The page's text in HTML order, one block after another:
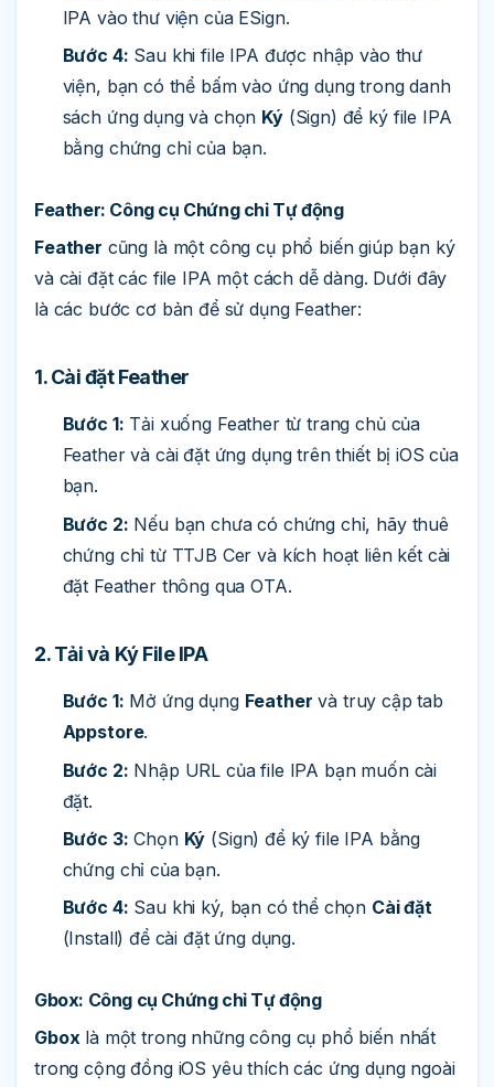
IPA vào thư viện của ESign.
Bước 4: Sau khi file IPA được nhập vào thư
viện, bạn có thể bấm vào ứng dụng trong danh
sách ứng dụng và chọn Ký(Sign) để ký file IPA
bằng chứng chỉ của bạn.
Feather: Công cụ Chứng chỉ Tự động
Feather cũng là một công cụ phổ biến giúp bạn ký
và cài đặt các file IPA một cách dễ dàng. Dưới đây
là các bước cơ bản để sử dụng Feather:
1. Cài đặt Feather
Bước 1: Tải xuống Feather từ trang chủ của
Feather và cài đặt ứng dụng trên thiết bị iOS của
bạn.
Bước 2: Nếu bạn chưa có chứng chỉ, hãy thuê
chứng chỉ từ TTJB Cer và kích hoạt liên kết cài
đặt Feather thông qua OTA.
2. Tải và Ký File IPA
Bước 1: Mở ứng dụng Feather và truy cập tab
Appstore.
Bước 2: Nhập URL của file IPA bạn muốn cài
đặt.
Bước 3: Chọn Ký (Sign) để ký file IPA bằng
chứng chỉ của bạn.
Bước 4: Sau khi ký, bạn có thể chọn Cài đặt
(Install) để cài đặt ứng dụng.
Gbox: Công cụ Chứng chỉ Tự động
Gbox là một trong những công cụ phổ biến nhất
trong cộng đồng iOS yêu thích các ứng dụng ngoài